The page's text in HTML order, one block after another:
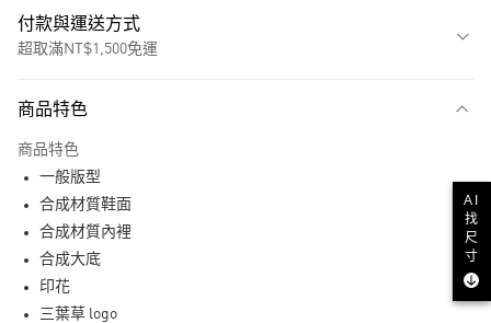
付款與運送方式
超取滿NT$1,500免運
LINE Pay
商品特色
商品特色
一般版型
合成材質鞋面
合成材質內裡
合成大底
印花
三葉草 logo
AI
找
尺
寸